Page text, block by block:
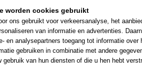
Harry's Horse
Vancouver
€ 18,50 € 14,50 (inclusief btw 21%)
worden cookies gebruikt
ons gebruikt voor verkeersanalyse, het
van informatie en advertenties.
en analysepartners toegang tot informatie
gebruiken in combinatie met andere
gebruik van hun diensten of die u hen hebt